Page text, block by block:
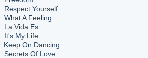
Respect Yourself
What A Feeling
La Vida Es
It's My Life
Keep On Dancing
Secrets Of Love